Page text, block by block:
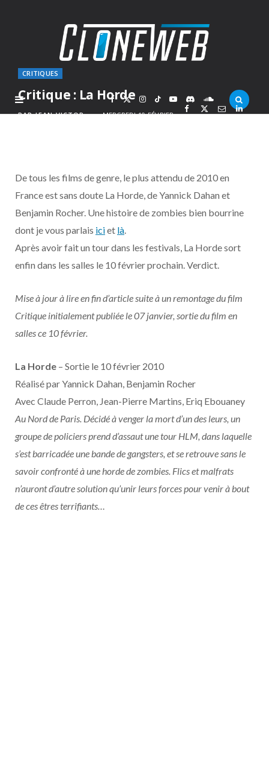
F
b
o
k
X
w
i
t
e
I
a
g
r
a
T
o
k
Y
u o
r
S
d
C
o
CRITIQUES
Critique : La Horde
PAR JEAN-VICTOR
MERCREDI 10 FÉVRIER
De tous les films de genre, le plus attendu de 2010 en
France est sans doute La Horde, de Yannick Dahan et
Benjamin Rocher. Une histoire de zombies bien bourrine
dont je vous parlais iciet là.
Après avoir fait un tour dans les festivals, La Horde sort
enfin dans les salles le 10 février prochain. Verdict.
Mise à jour à lire en fin d’article suite à un remontage du film
Critique initialement publiée le 07 janvier, sortie du film en
salles ce 10 février.
La Horde – Sortie le 10 février 2010
Réalisé par Yannick Dahan, Benjamin Rocher
Avec Claude Perron, Jean-Pierre Martins, Eriq Ebouaney
Au Nord de Paris. Décidé à venger la mort d’un des leurs, un
groupe de policiers prend d’assaut une tour HLM, dans laquelle
s’est barricadée une bande de gangsters, et se retrouve sans le
savoir confronté à une horde de zombies. Flics et malfrats
n’auront d’autre solution qu’unir leurs forces pour venir à bout
de ces êtres terrifiants…